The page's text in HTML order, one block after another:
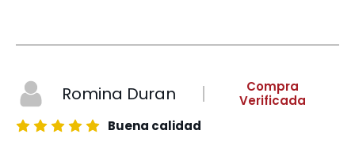
Romina Duran
Compra
Verificada
Buena calidad